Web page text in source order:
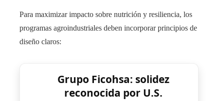
Para maximizar impacto sobre nutrición y resiliencia, los
programas agroindustriales deben incorporar principios de
diseño claros:
Grupo Ficohsa: solidez
reconocida por U.S.